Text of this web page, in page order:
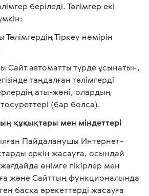
беріледі. Тәлімгер екі
Тіркеу нөмірін
Сайт автоматты түрде ұсынатын,
таңдалған тәлімгерді
аты-жөні, олардың
(бар болса).
құқықтары мен міндеттері
Пайдаланушы Интернет-
еркін жасауға, осындай
өнімге пікірлер мен
және Сайттың функционалында
басқа әрекеттерді жасауға